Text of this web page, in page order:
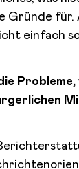
Gründe
einfach